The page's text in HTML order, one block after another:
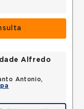
Alfredo
Antonio,